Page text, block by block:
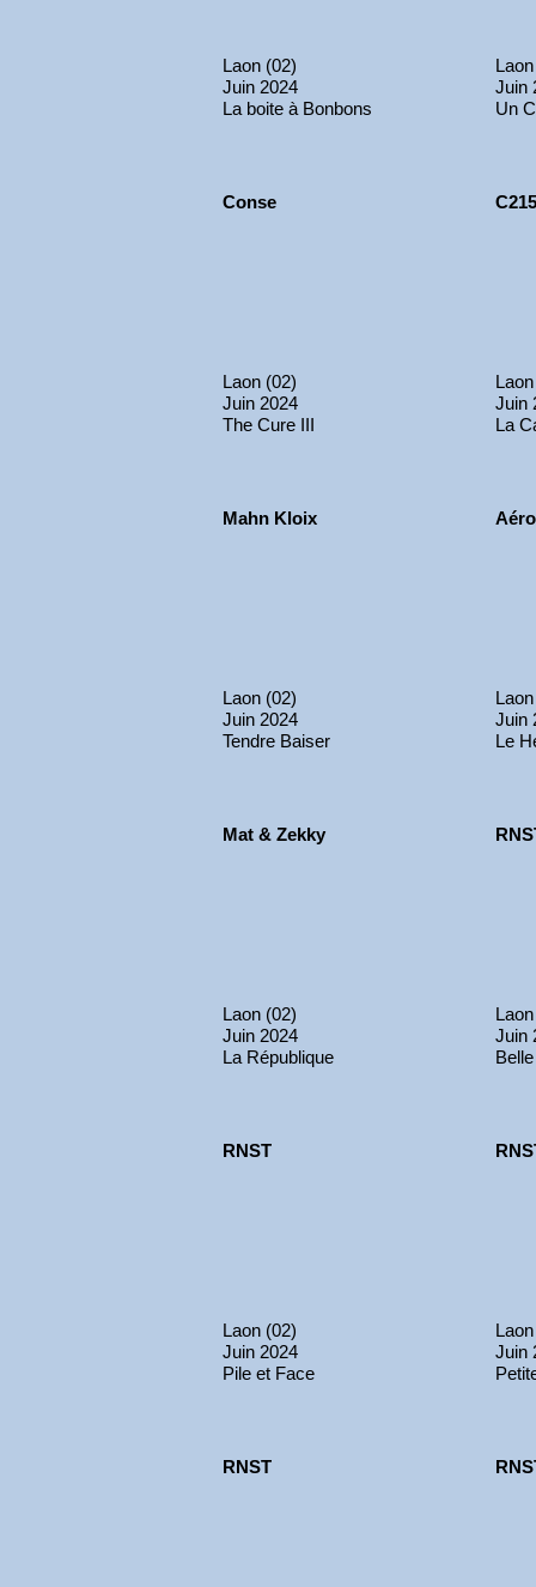
Laon (02)
Juin 2024
La boite à Bonbons
Juin
Un
Conse
Laon (02)
Juin 2024
The Cure III
C215
Juin
La
Mahn Kloix
Laon (02)
Juin 2024
Tendre Baiser
Aéro
Juin
Le
Mat & Zekky
Laon (02)
Juin 2024
La République
Juin
RNST
Laon (02)
Juin 2024
Pile et Face
Juin
RNST